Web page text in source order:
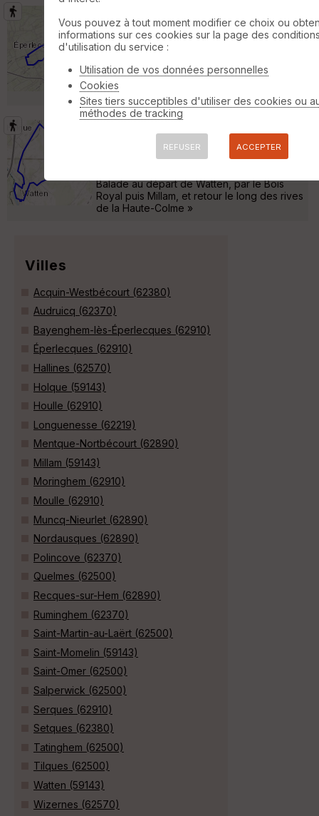
Au fil de la Houlle Serques
Randonnée Pédestre 9 km
marche pour un parcours de 9 km. Prévoir
des bonnes chaussures par temps humide,
circuit de long de la Houlle »
Par le Bois Royal et les rives de la
Watten
Balade au départ de Watten, par le Bois
Royal puis Millam, et retour le long des rives
de la Haute-Colme »
Villes
Acquin-Westbécourt (62380)
Audruicq (62370)
Bayenghem-lès-Éperlecques (62910)
Éperlecques (62910)
Hallines (62570)
Holque (59143)
Houlle (62910)
Longuenesse (62219)
Mentque-Nortbécourt (62890)
Millam (59143)
Moringhem (62910)
Moulle (62910)
Muncq-Nieurlet (62890)
Nordausques (62890)
Polincove (62370)
Quelmes (62500)
Recques-sur-Hem (62890)
Ruminghem (62370)
Saint-Martin-au-Laërt (62500)
Saint-Momelin (59143)
Saint-Omer (62500)
Salperwick (62500)
Serques (62910)
Setques (62380)
Tatinghem (62500)
Tilques (62500)
Watten (59143)
Wizernes (62570)
Vous pouvez à tout moment modifier ce choix ou
informations sur ces cookies sur la page des
d'utilisation du service :
Utilisation de vos données personnelles
Cookies
Sites tiers succeptibles d'utiliser des cookies ou
méthodes de tracking
REFUSER ACCEPTER